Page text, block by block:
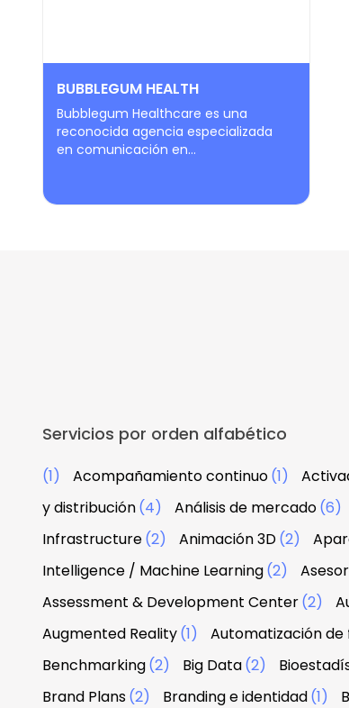
BUBBLEGUM HEALTH
Bubblegum Healthcare es una
reconocida agencia especializada
en comunicación en...
Servicios por orden alfabético
(1) Acompañamiento continuo(1)
y distribución(4) Análisis de mercado(6)
Infrastructure(2) Animación 3D(2)
Intelligence / Machine Learning(2)
Assessment & Development Center(2)
Augmented Reality(1) Automatización de
Benchmarking(2) Big Data(2)
Brand Plans(2) Branding e identidad(1)